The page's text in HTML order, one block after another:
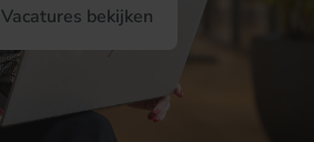
Vacatures bekijken